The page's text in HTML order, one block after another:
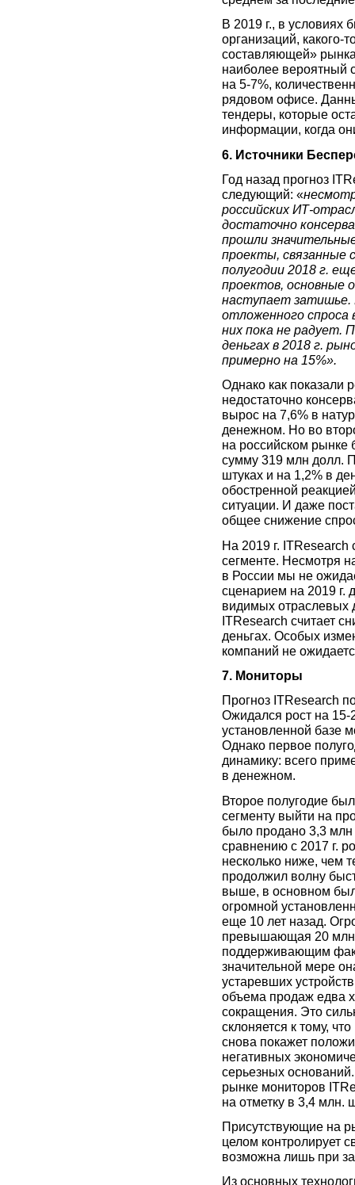
В 2019 г., в условиях
организаций, какого-
составляющей»
наиболее вероятный
на 5-7%,
рядовом офисе.
тендеры, которые
информации, когда
6. Источники
Год назад прогноз
следующий: «
российских ИТ-
достаточно
прошли
проекты, связанные
полугодии 2018 г.
проектов, основные
наступает затишье.
отложенного спроса
них пока не радует.
деньгах в 2018 г.
примерно на 15%».
Однако как показали
недостаточно
вырос на 7,6% в
денежном. Но во
на российском
сумму 319 млн долл.
штуках и на 1,2% в
обостренной
ситуации. И даже
общее снижение
На 2019 г. ITResearch
сегменте. Несмотря
в России мы не
сценарием на 2019 г.
видимых отраслевых
ITResearch считает
деньгах. Особых
компаний не
7. Мониторы
Прогноз ITResearch
Ожидался рост на 15-
установленной базе
Однако первое
динамику: всего
в денежном.
Второе полугодие
сегменту выйти на
было продано 3,3
сравнению с 2017 г.
несколько ниже, чем
продолжил волну
выше, в основном
огромной
еще 10 лет назад.
превышающая 20 млн.
поддерживающим
значительной мере
устаревших
объема продаж едва
сокращения. Это
склоняется к тому,
снова покажет
негативных
серьезных
рынке мониторов
на отметку в 3,4 млн.
Присутствующие на
целом контролирует
возможна лишь при
Из основных